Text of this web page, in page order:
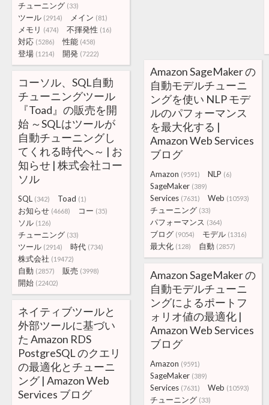
チューニング (33)
ツール (2914) メイン (81)
メモリ (474) 不揮発性 (16)
対応 (5286) 性能 (458)
登場 (1214) 開発 (7222)
Amazon SageMaker の
自動モデルチューニ
ングを使い NLP モデ
ルのパフォーマンス
を最大化する |
Amazon Web Services
ブログ
Amazon (9591) NLP (6)
SageMaker (389)
Services (7631) Web (10593)
チューニング (33)
パフォーマンス (364)
ブログ (9054) モデル (1316)
最大化 (128) 自動 (2857)
コーソル、SQL自動
チューニングツール
『Toad』の販売を開
始 ～SQLはツールが
自動チューニングし
てくれる時代へ～ | お
知らせ | 株式会社コー
ソル
SQL (342) Toad (1)
お知らせ (4668) コー (35)
ソル (126)
チューニング (33)
ツール (2914) 時代 (734)
株式会社 (19472)
自動 (2857) 販売 (3998)
開始 (22402)
Amazon SageMaker の
自動モデルチューニ
ングによるポートフ
ォリオ値の最適化 |
Amazon Web Services
ブログ
Amazon (9591)
SageMaker (389)
Services (7631) Web (10593)
チューニング (33)
ネイティブツールと
外部ツールに基づい
た Amazon RDS
PostgreSQL のクエリ
の最適化とチューニ
ング | Amazon Web
Services ブログ